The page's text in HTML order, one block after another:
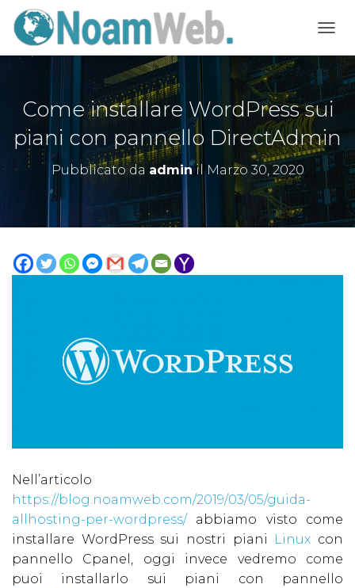
Come installare WordPress sui
piani con pannello DirectAdmin
Pubblicato da adminilMarzo 30, 2020
Nell’articolo
https://blog.noamweb.com/2019/03/05/guida-
allhosting-per-wordpress/
abbiamo visto come
installare WordPress sui nostri piani
Linux con
pannello Cpanel, oggi invece vedremo come
puoi installarlo sui piani con pannello